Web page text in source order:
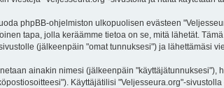
phpBB-ohjelmiston ulkopuolisen evästeen
tapa, jolla keräämme tietoa on se, mitä lähetät.
(jälkeenpäin "omat tunnuksesi") ja lähettämäsi
ainakin nimesi (jälkeenpäin
Käyttäjätilisi "Veljesseura.org"-